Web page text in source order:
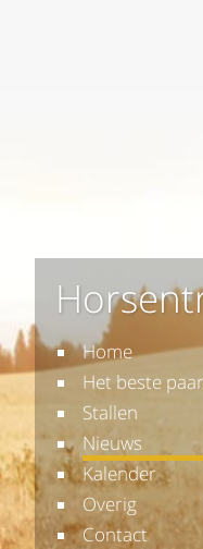
Home
Het beste
Stallen
Nieuws
Kalender
Overig
Contact